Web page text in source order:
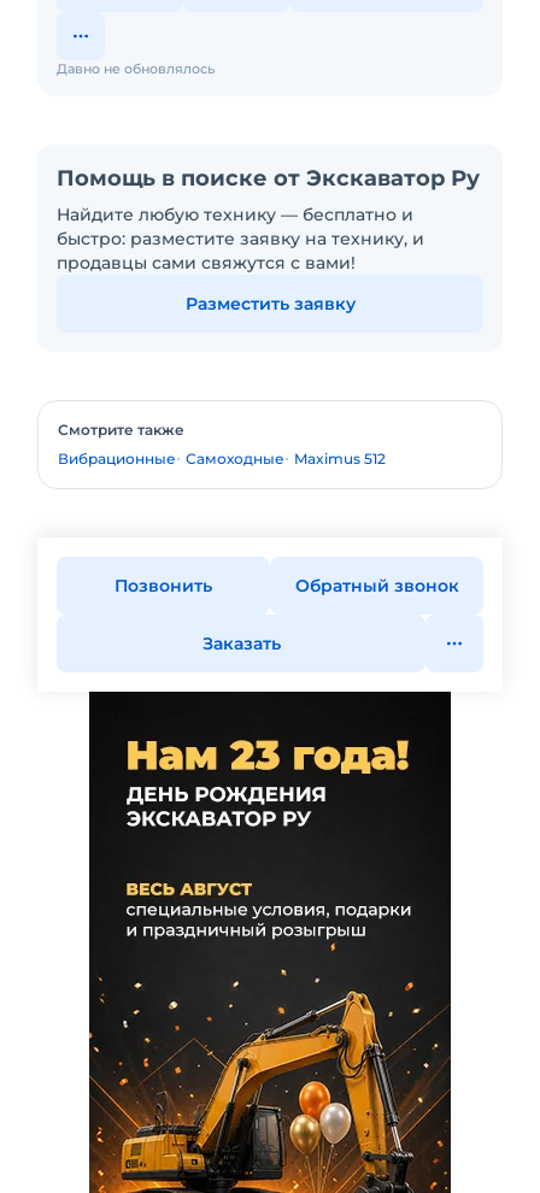
Давно не обновлялось
Помощь в поиске от Экскаватор Ру
Найдите любую технику — бесплатно и
быстро: разместите заявку на технику, и
продавцы сами свяжутся с вами!
Разместить заявку
Смотрите также
Вибрационные Самоходные Maximus 512
Позвонить Обратный звонок
Заказать